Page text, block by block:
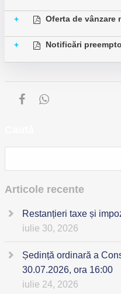
+ Oferta de vânzare
+ Notificări
Articole recente
Restanțieri taxe și
iulie 30, 2026
Ședință ordinară a
30.07.2026, ora 16:00
iulie 24, 2026